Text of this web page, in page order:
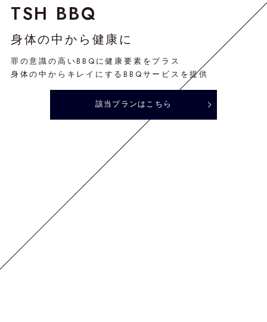
TSH BBQ
身体の中から健康に
罪の意識の高いBBQに健康要素をプラス
身体の中からキレイにするBBQサービスを提供
該当プランはこちら